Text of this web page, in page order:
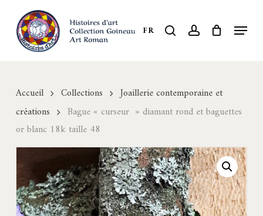
main
content
FR search account Menu
Accueil Collections
Joaillerie contemporaine et
créations
Bague « curseur » diamant rond et baguettes
or blanc 18k taille 48
Close